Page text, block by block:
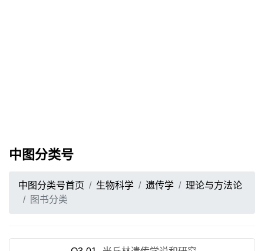
中图分类号
中图分类号首页 生物科学 遗传学
理论与方法论
图书分类